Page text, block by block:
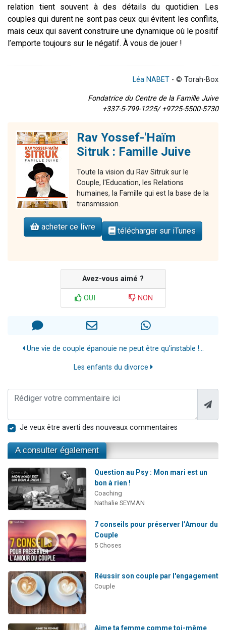
relation tient souvent à des détails du quotidien. Les
couples qui durent ne sont pas ceux qui évitent les conflits,
mais ceux qui savent construire une dynamique où le positif
l’emporte toujours sur le négatif. À vous de jouer !
Léa NABET - © Torah-Box
Fondatrice du Centre de la Famille Juive
+337-5-799-1225/ +9725-5500-5730
Rav Yossef-'Haïm
Sitruk : Famille Juive
Toute la vision du Rav Sitruk sur le
Couple, l'Education, les Relations
humaines, la Famille qui est la base de la
transmission.
acheter ce livre télécharger sur iTunes
Avez-vous aimé ?
OUI NON
Une vie de couple épanouie ne peut être qu'instable !...
Les enfants du divorce
Je veux être averti des nouveaux commentaires
A consulter également
Question au Psy : Mon mari est un
bon à rien !
Coaching
Nathalie SEYMAN
7 conseils pour préserver l’Amour du
Couple
5 Choses
Réussir son couple par l'engagement
Couple
Aime ta femme comme toi-même